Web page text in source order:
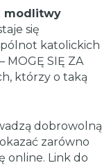
modlitwy
się
katolickich
MOGĘ SIĘ ZA
którzy o taką
dobrowolną
zarówno
online. Link do